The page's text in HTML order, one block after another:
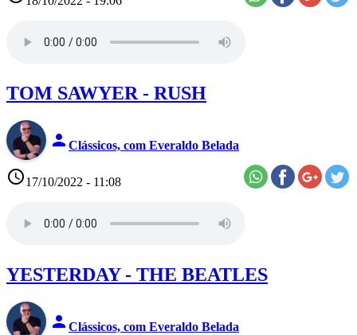
TOM SAWYER - RUSH
person Clássicos, com Everaldo Belada
access_time17/10/2022 - 11:08
YESTERDAY - THE BEATLES
person Clássicos, com Everaldo Belada